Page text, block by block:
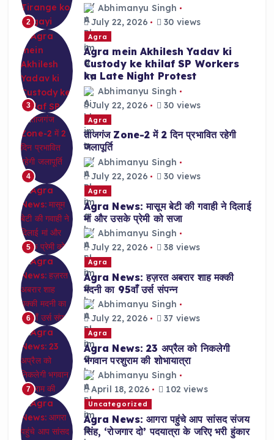
2
Abhimanyu Singh
July 22, 2026
30 views
3
Agra
Agra mein Akhilesh Yadav ki
Custody ke khilaf SP Workers
ka Late Night Protest
Abhimanyu Singh
July 22, 2026
30 views
4
Agra
ताजगंज Zone-2 में 2 दिन प्रभावित रहेगी
जलापूर्ति
Abhimanyu Singh
July 22, 2026
30 views
5
Agra
Agra News: मासूम बेटी की गवाही ने दिलाई
मां और उसके प्रेमी को सजा
Abhimanyu Singh
July 22, 2026
38 views
6
Agra
Agra News: हज़रत अबरार शाह मक्की
मदनी का 95वाँ उर्स संपन्न
Abhimanyu Singh
July 22, 2026
37 views
7
Agra
Agra News: 23 अप्रैल को निकलेगी
भगवान परशुराम की शोभायात्रा
Abhimanyu Singh
April 18, 2026
102 views
Uncategorized
Agra News: आगरा पहुंचे आप सांसद संजय
सिंह, ‘रोजगार दो’ पदयात्रा के जरिए भरी हुंकार